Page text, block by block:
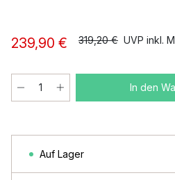
239,90 € 319,20 € UVP inkl.
In den
Auf Lager